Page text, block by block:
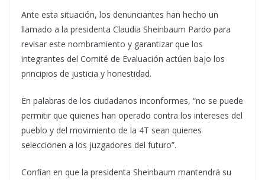
Ante esta situación, los denunciantes han hecho un
llamado a la presidenta Claudia Sheinbaum Pardo para
revisar este nombramiento y garantizar que los
integrantes del Comité de Evaluación actúen bajo los
principios de justicia y honestidad.
En palabras de los ciudadanos inconformes, “no se puede
permitir que quienes han operado contra los intereses del
pueblo y del movimiento de la 4T sean quienes
seleccionen a los juzgadores del futuro”.
Confían en que la presidenta Sheinbaum mantendrá su